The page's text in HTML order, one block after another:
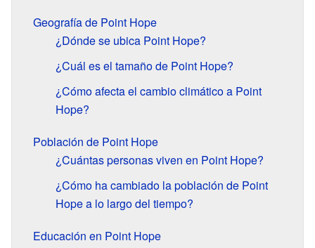
Geografía de Point Hope
¿Dónde se ubica Point Hope?
¿Cuál es el tamaño de Point Hope?
¿Cómo afecta el cambio climático a Point
Hope?
Población de Point Hope
¿Cuántas personas viven en Point Hope?
¿Cómo ha cambiado la población de Point
Hope a lo largo del tiempo?
Educación en Point Hope